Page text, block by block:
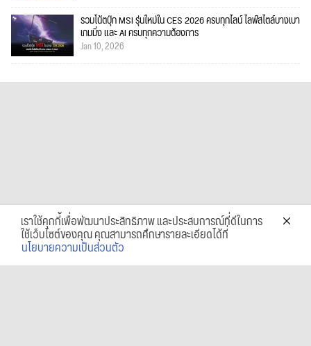
รวมโน้ตบุ๊ก MSI รุ่นใหม่ใน CES 2026 ครบทุกไลน์ ไลฟ์สไตล์บางเบา
เกมมิ่ง และ AI ครบทุกความต้องการ
Jan 10, 2026
เราใช้คุกกี้เพื่อพัฒนาประสิทธิภาพ และประสบการณ์ที่ดีในการ
ใช้เว็บไซต์ของคุณ คุณสามารถศึกษารายละเอียดได้ที่
นโยบายความเป็นส่วนตัว